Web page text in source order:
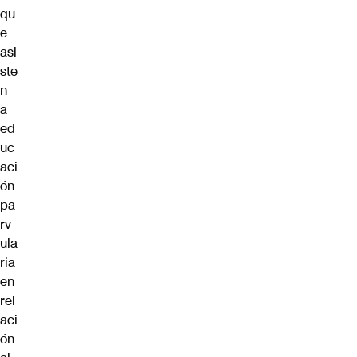
qu
e
asi
ste
n
a
ed
uc
aci
ón
pa
rv
ula
ria
en
rel
aci
ón